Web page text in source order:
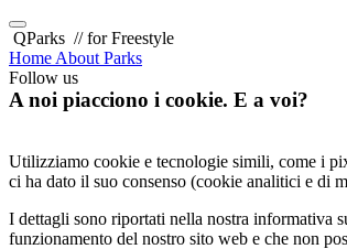
QParks // for Freestyle
Home About Parks
Follow us
A noi piacciono i cookie. E a voi?
Utilizziamo cookie e tecnologie simili, come i
ci ha dato il suo consenso (cookie analitici e di
I dettagli sono riportati nella nostra informativa
funzionamento del nostro sito web e che non